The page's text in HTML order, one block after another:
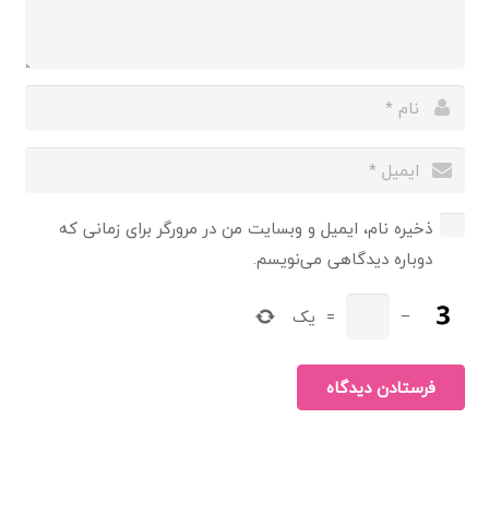
ذخیره نام، ایمیل و وبسایت من در مرورگر برای زمانی که
دوباره دیدگاهی می‌نویسم.
−
= یک
فرستادن دیدگاه